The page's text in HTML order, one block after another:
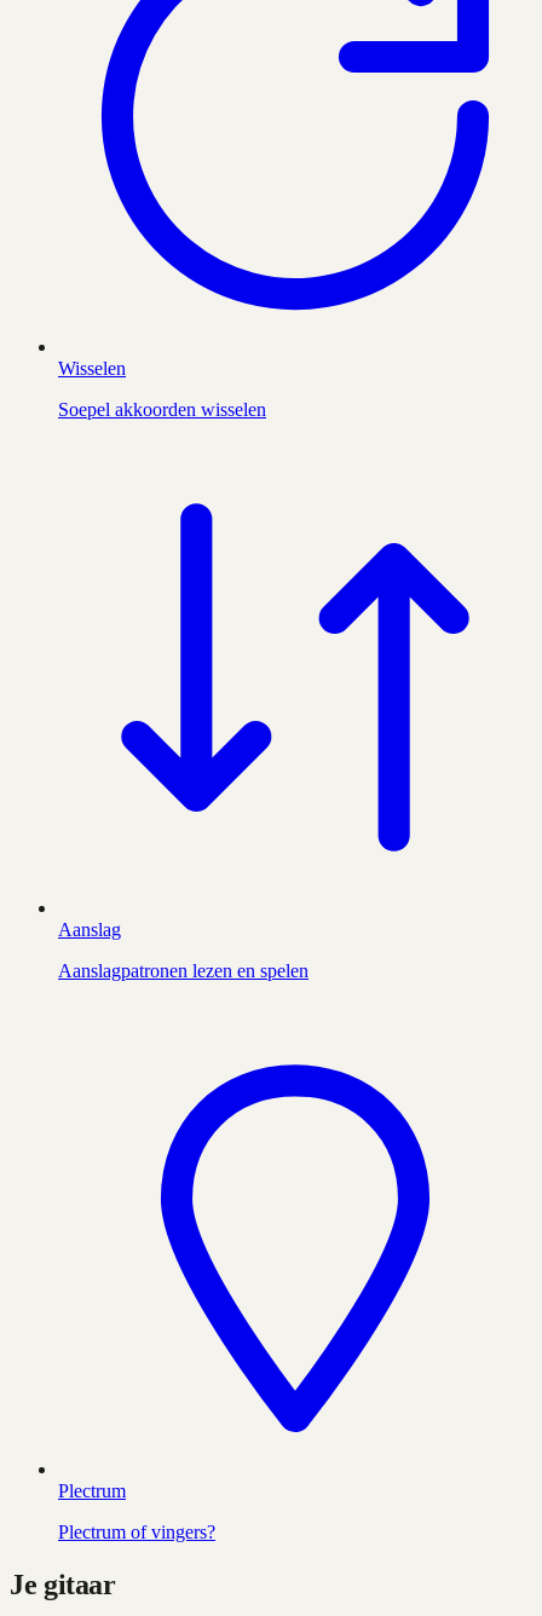
Wisselen
Soepel akkoorden wisselen
Aanslag
Aanslagpatronen lezen en spelen
Plectrum
Plectrum of vingers?
Je gitaar